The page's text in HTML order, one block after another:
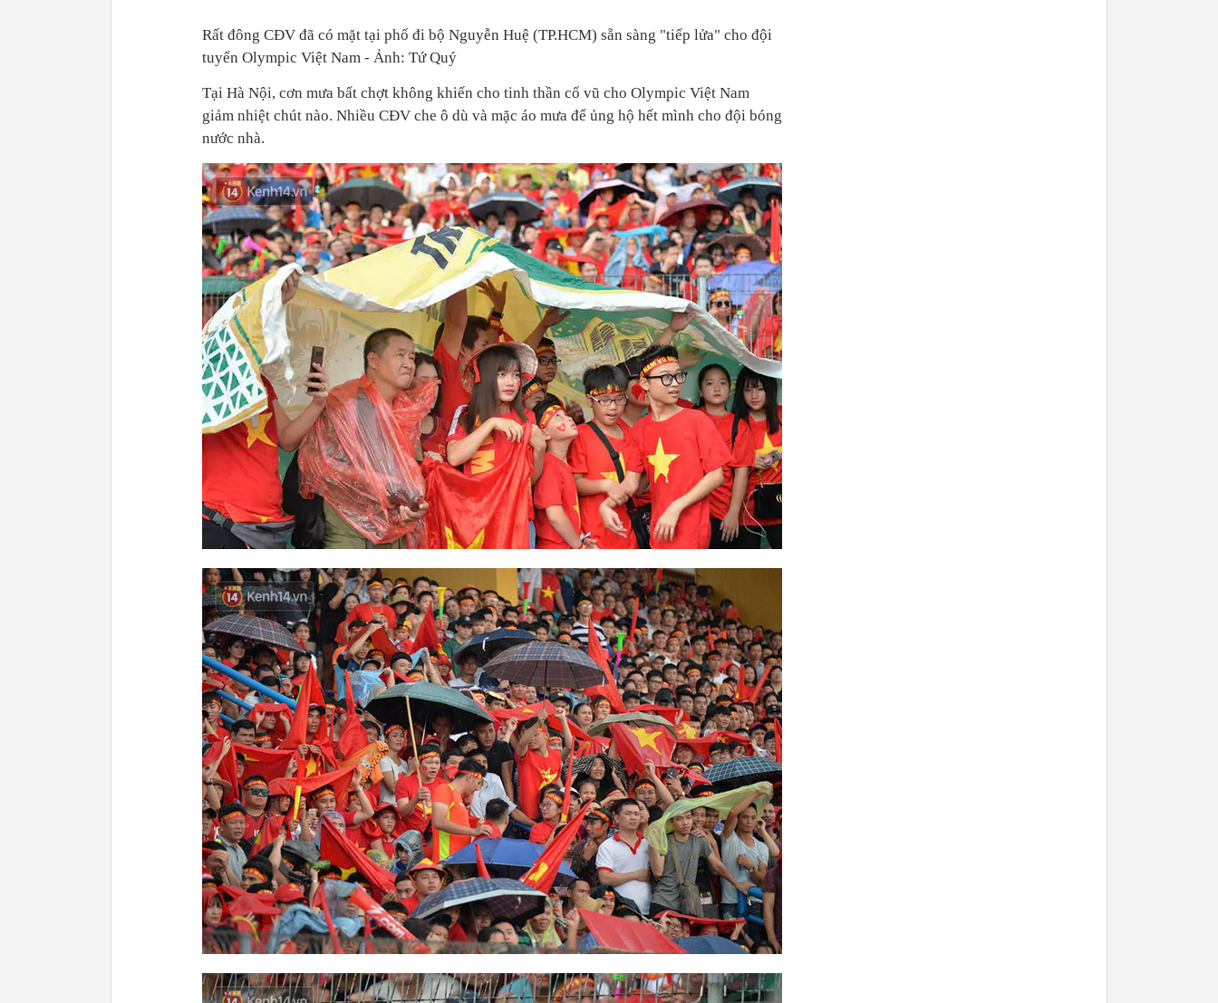
Rất đông CĐV đã có mặt tại phố đi bộ Nguyễn Huệ (TP.HCM) sẵn sàng "tiếp lửa" cho đội
tuyển Olympic Việt Nam - Ảnh: Tứ Quý
Tại Hà Nội, cơn mưa bất chợt không khiến cho tinh thần cổ vũ cho Olympic Việt Nam
giảm nhiệt chút nào. Nhiều CĐV che ô dù và mặc áo mưa để ủng hộ hết mình cho đội bóng
nước nhà.